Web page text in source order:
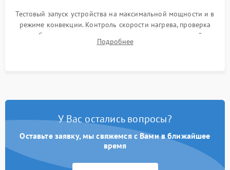
Тестовый запуск устройства на максимальной мощности и в
режиме конвекции. Контроль скорости нагрева, проверка
срабатывания термостата при достижении заданной
температуры и тест на отсутствие утечек тока.
Подробнее
У Вас остались вопросы?
Оставьте заявку, мы свяжемся с Вами в ближайшее
время